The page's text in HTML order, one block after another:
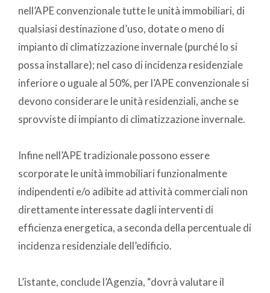
nell’APE convenzionale tutte le unità immobiliari, di
qualsiasi destinazione d’uso, dotate o meno di
impianto di climatizzazione invernale (purché lo si
possa installare); nel caso di incidenza residenziale
inferiore o uguale al 50%, per l’APE convenzionale si
devono considerare le unità residenziali, anche se
sprovviste di impianto di climatizzazione invernale.
Infine nell’APE tradizionale possono essere
scorporate le unità immobiliari funzionalmente
indipendenti e/o adibite ad attività commerciali non
direttamente interessate dagli interventi di
efficienza energetica, a seconda della percentuale di
incidenza residenziale dell’edificio.
L’istante, conclude l’Agenzia, “dovrà valutare il